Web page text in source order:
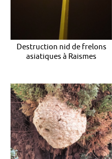
Destruction nid de frelons
asiatiques à Raismes